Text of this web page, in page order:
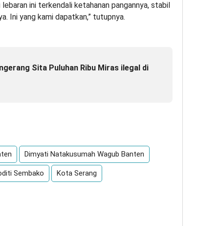
ini terkendali ketahanan pangannya, stabil
Ini yang kami dapatkan,” tutupnya.
Sita Puluhan Ribu Miras ilegal di
Dimyati Natakusumah Wagub Banten
Sembako Kota Serang